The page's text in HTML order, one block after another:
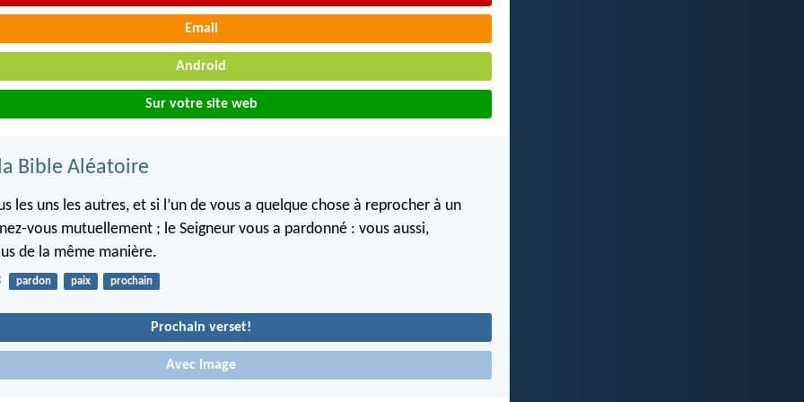
Email
Android
Sur votre site web
Bible Aléatoire
les uns les autres, et si l’un de vous a quelque chose à reprocher à un
vous mutuellement ; le Seigneur vous a pardonné : vous aussi,
de la même manière.
pardon paix prochain
Prochain verset!
Avec Image